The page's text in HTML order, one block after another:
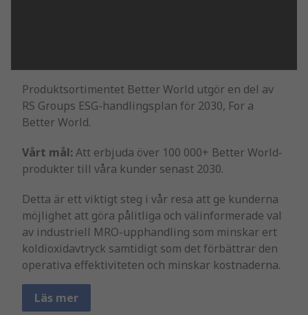
Produktsortimentet Better World utgör en del av
RS Groups ESG-handlingsplan för 2030, For a
Better World.
Vårt mål: Att erbjuda över 100 000+ Better World-
produkter till våra kunder senast 2030.
Detta är ett viktigt steg i vår resa att ge kunderna
möjlighet att göra pålitliga och välinformerade val
av industriell MRO-upphandling som minskar ert
koldioxidavtryck samtidigt som det förbättrar den
operativa effektiviteten och minskar kostnaderna.
Läs mer